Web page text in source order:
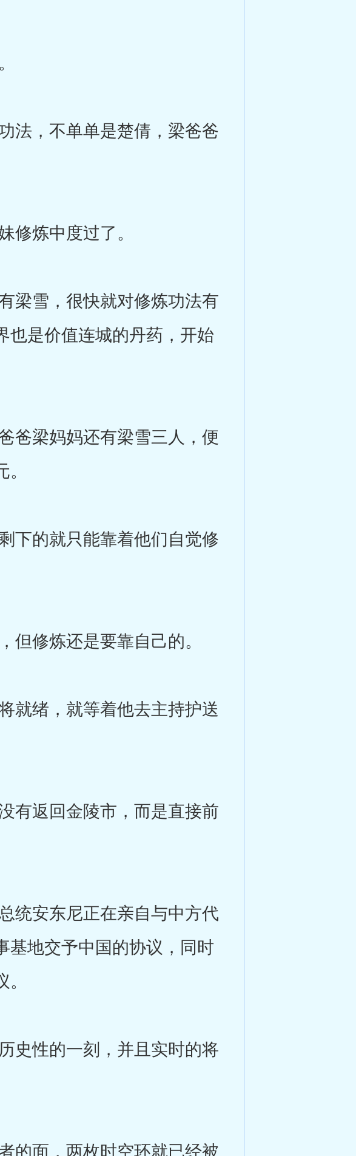
，不单单是楚倩，梁爸爸
炼中度过了。
雪，很快就对修炼功法有
也是价值连城的丹药，开始
梁妈妈还有梁雪三人，便
的就只能靠着他们自觉修
修炼还是要靠自己的。
绪，就等着他去主持护送
返回金陵市，而是直接前
安东尼正在亲自与中方代
基地交予中国的协议，同时
性的一刻，并且实时的将
面，两枚时空环就已经被